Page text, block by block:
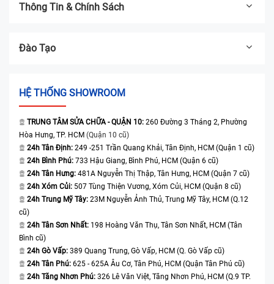
Thông Tin & Chính Sách
Đào Tạo
HỆ THỐNG SHOWROOM
TRUNG TÂM SỬA CHỮA - QUẬN 10: 260 Đường 3 Tháng 2, Phường
Hòa Hưng, TP. HCM (Quận 10 cũ)
24h Tân Định: 249 -251 Trần Quang Khải, Tân Định, HCM (Quận 1 cũ)
24h Bình Phú: 733 Hậu Giang, Bình Phú, HCM (Quận 6 cũ)
24h Tân Hưng: 481A Nguyễn Thị Thập, Tân Hưng, HCM (Quận 7 cũ)
24h Xóm Củi: 507 Tùng Thiện Vương, Xóm Củi, HCM (Quận 8 cũ)
24h Trung Mỹ Tây: 23M Nguyễn Ảnh Thủ, Trung Mỹ Tây, HCM (Q.12
cũ)
24h Tân Sơn Nhất: 198 Hoàng Văn Thụ, Tân Sơn Nhất, HCM (Tân
Bình cũ)
24h Gò Vấp: 389 Quang Trung, Gò Vấp, HCM (Q. Gò Vấp cũ)
24h Tân Phú: 625 - 625A Âu Cơ, Tân Phú, HCM (Quận Tân Phú cũ)
24h Tăng Nhơn Phú: 326 Lê Văn Việt, Tăng Nhơn Phú, HCM (Q.9 TP.